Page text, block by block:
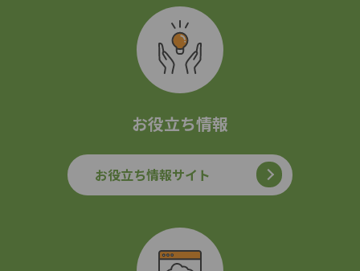
お役立ち情報
お役立ち情報サイト